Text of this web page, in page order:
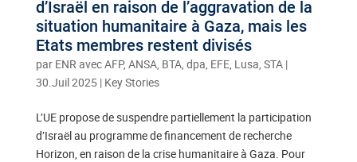
d’Israël en raison de l’aggravation de la
situation humanitaire à Gaza, mais les
Etats membres restent divisés
par ENR avec AFP, ANSA, BTA, dpa, EFE, Lusa, STA|
30.Juil 2025| Key Stories
L’UE propose de suspendre partiellement la participation
d’Israël au programme de financement de recherche
Horizon, en raison de la crise humanitaire à Gaza. Pour